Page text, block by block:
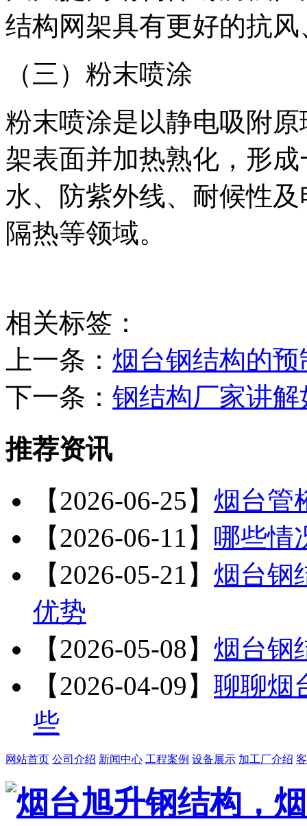
结构网架具有更好的抗
（三）粉末喷涂
粉末喷涂是以静电吸附
架表面并加热熟化，形
水、防紫外线、耐候性
隔热等领域。
相关标签：
上一条： 烟台钢结构的预
下一条： 钢结构厂家讲
推荐资讯
【2026-06-25】 烟台管
【2026-06-11】 哪些情
【2026-05-21】 烟台钢
优势
【2026-05-08】 烟台钢
【2026-04-09】 聊聊烟
些
网站首页 公司介绍 新闻中心 工程案例 设备展示 加工厂介绍